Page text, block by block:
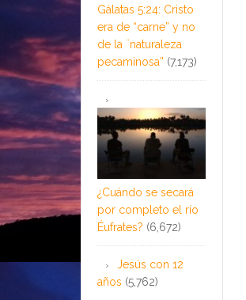
Gálatas 5:24: Cristo
era de “carne” y no
de la ¨naturaleza
pecaminosa” (7,173)
¿Cuándo se secará
por completo el río
Éufrates? (6,672)
Jesús con 12
años (5,762)